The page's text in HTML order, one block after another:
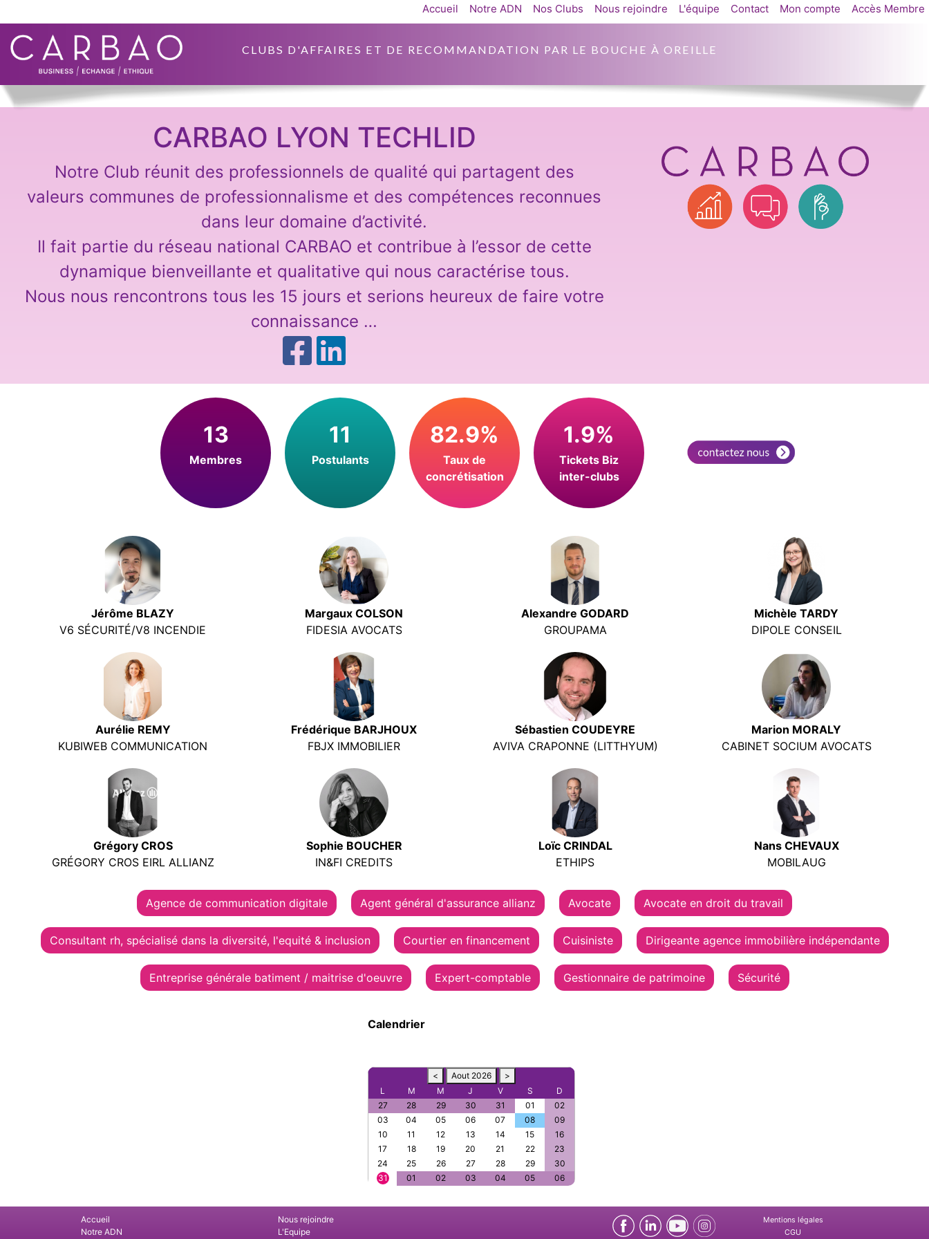
CLUBS D'AFFAIRES ET DE RECOMMANDATION PAR LE BOUCHE À OREILLE
Accueil Notre ADN Nos Clubs Nous rejoindre L'équipe Contact Mon compte Accès Membre
CARBAO LYON TECHLID
Notre Club réunit des professionnels de qualité qui partagent des
valeurs communes de professionnalisme et des compétences reconnues
dans leur domaine d’activité.
Il fait partie du réseau national CARBAO et contribue à l’essor de cette
dynamique bienveillante et qualitative qui nous caractérise tous.
Nous nous rencontrons tous les 15 jours et serions heureux de faire votre
connaissance …
13
Membres
11
Postulants
82.9%
Taux de
concrétisation
1.9%
Tickets Biz
inter-clubs
Jérôme BLAZY
V6 SÉCURITÉ/V8 INCENDIE
Margaux COLSON
FIDESIA AVOCATS
Alexandre GODARD
GROUPAMA
Michèle TARDY
DIPOLE CONSEIL
Aurélie REMY
KUBIWEB COMMUNICATION
Frédérique BARJHOUX
FBJX IMMOBILIER
Sébastien COUDEYRE
AVIVA CRAPONNE (LITTHYUM)
Marion MORALY
CABINET SOCIUM AVOCATS
Grégory CROS
GRÉGORY CROS EIRL ALLIANZ
Sophie BOUCHER
IN&FI CREDITS
Loïc CRINDAL
ETHIPS
Nans CHEVAUX
MOBILAUG
Agence de communication digitale Agent général d'assurance allianz Avocate Avocate en droit du travail
Consultant rh, spécialisé dans la diversité, l'equité & inclusion Courtier en financement Cuisiniste Dirigeante agence immobilière indépendante
Entreprise générale batiment / maitrise d'oeuvre Expert-comptable Gestionnaire de patrimoine Sécurité
Calendrier
< Aout 2026
>
L
M M J V S
D
27
28 29 30 31 01
02
03
04 05 06 07 08
09
10
11 12 13 14 15
16
17
18 19 20 21 22
23
24
25 26 27 28 29
30
31
01 02 03 04 05 06
Accueil
Notre ADN
Nous rejoindre
L'Equipe
Mentions légales
CGU